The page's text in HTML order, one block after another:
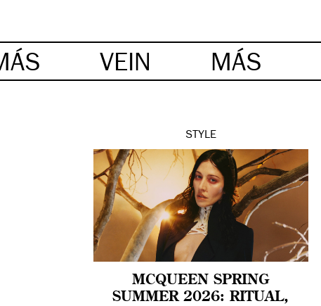
VEIN MÁS
STYLE
MCQUEEN SPRING
SUMMER 2026: RITUAL,